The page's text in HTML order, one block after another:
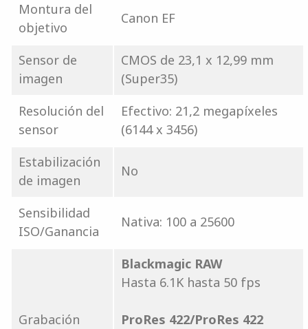
Montura del
objetivo
Canon EF
Sensor de
imagen
CMOS de 23,1 x 12,99 mm
(Super35)
Resolución del
sensor
Efectivo: 21,2 megapíxeles
(6144 x 3456)
Estabilización
de imagen
No
Sensibilidad
ISO/Ganancia
Nativa: 100 a 25600
Grabación
Blackmagic RAW
Hasta 6.1K hasta 50 fps
ProRes 422/ProRes 422